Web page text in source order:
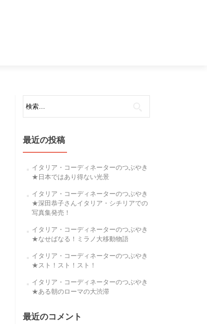
索:
最近の投稿
イタリア・コーディネーターのつぶやき
★日本ではあり得ない光景
イタリア・コーディネーターのつぶやき
★深田恭子さんイタリア・シチリアでの
写真集発売！
イタリア・コーディネーターのつぶやき
★なせばなる！ミラノ大移動物語
イタリア・コーディネーターのつぶやき
★スト！スト！スト！
イタリア・コーディネーターのつぶやき
★ある朝のローマの大渋滞
最近のコメント